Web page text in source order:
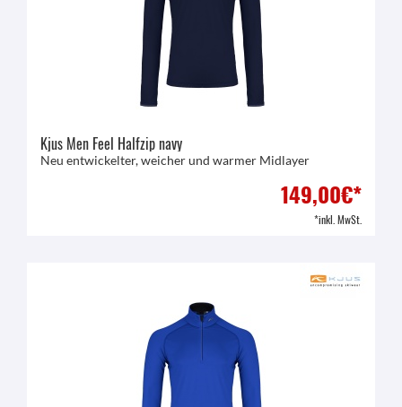
Kjus Men Feel Halfzip navy
Neu entwickelter, weicher und warmer Midlayer
149,00€*
*inkl. MwSt.